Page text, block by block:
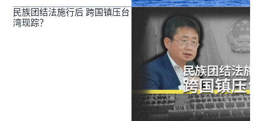
民族团结法施行后 跨国镇压台
湾现踪？